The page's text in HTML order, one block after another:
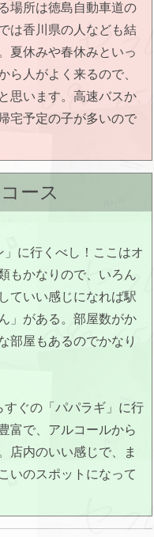
場所は徳島自動車道の
は香川県の人なども結
夏休みや春休みといっ
ら人がよく来るので、
思います。高速バスか
宅予定の子が多いので
ース
に行くべし！ここはオ
もかなりので、いろん
ていい感じになれば駅
」がある。部屋数がか
部屋もあるのでかなり
ぐの「パパラギ」に行
富で、アルコールから
店内のいい感じで、ま
いのスポットになって